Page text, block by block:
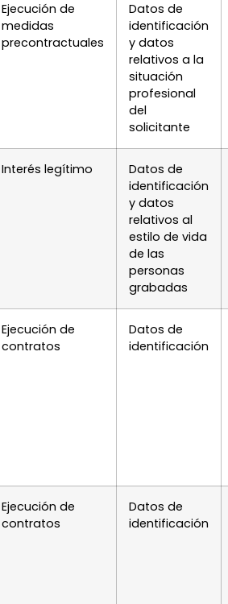
Ejecución de
medidas
precontractuales
Datos de
identificación
y datos
relativos a la
situación
profesional
del
solicitante
Interés legítimo
Datos de
identificación
y datos
relativos al
estilo de vida
de las
personas
grabadas
Ejecución de
contratos
Datos de
identificación
Ejecución de
contratos
Datos de
identificación